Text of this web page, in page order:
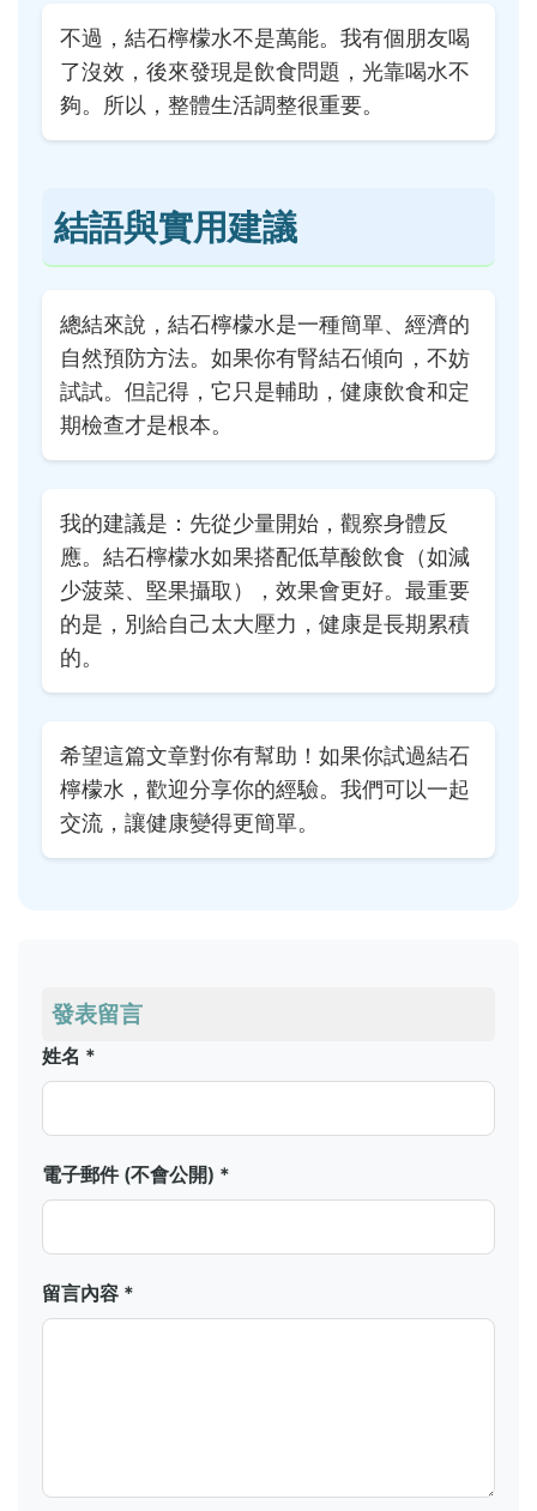
不過，結石檸檬水不是萬能。我有個朋友喝
了沒效，後來發現是飲食問題，光靠喝水不
夠。所以，整體生活調整很重要。
結語與實用建議
總結來說，結石檸檬水是一種簡單、經濟的
自然預防方法。如果你有腎結石傾向，不妨
試試。但記得，它只是輔助，健康飲食和定
期檢查才是根本。
我的建議是：先從少量開始，觀察身體反
應。結石檸檬水如果搭配低草酸飲食（如減
少菠菜、堅果攝取），效果會更好。最重要
的是，別給自己太大壓力，健康是長期累積
的。
希望這篇文章對你有幫助！如果你試過結石
檸檬水，歡迎分享你的經驗。我們可以一起
交流，讓健康變得更簡單。
發表留言
姓名 *
電子郵件 (不會公開) *
留言內容 *